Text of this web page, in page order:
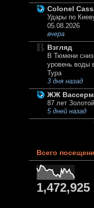
Colonel
Удары по
05.08.2026
вчера
Взгляд
В Тюмени
уровень воды
Тура
3 дня назад
ЖЖ
87 лет
5 дней назад
Всего
1,472,925